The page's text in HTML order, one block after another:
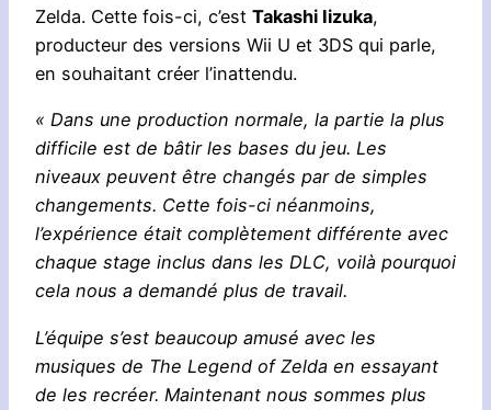
Zelda. Cette fois-ci, c’est Takashi Iizuka,
producteur des versions Wii U et 3DS qui parle,
en souhaitant créer l’inattendu.
« Dans une production normale, la partie la plus
difficile est de bâtir les bases du jeu. Les
niveaux peuvent être changés par de simples
changements. Cette fois-ci néanmoins,
l’expérience était complètement différente avec
chaque stage inclus dans les DLC, voilà pourquoi
cela nous a demandé plus de travail.
L’équipe s’est beaucoup amusé avec les
musiques de The Legend of Zelda en essayant
de les recréer. Maintenant nous sommes plus